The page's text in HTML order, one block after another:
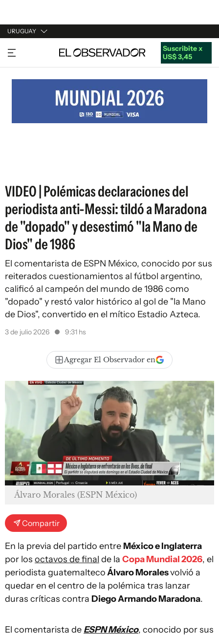
URUGUAY
URUGUAY
ARGENTINA
ESTADOS UNIDOS
Suscribite x
US$ 3,45
VIDEO | Polémicas declaraciones del
periodista anti-Messi: tildó a Maradona
de "dopado" y desestimó "la Mano de
Dios" de 1986
El comentarista de ESPN México, conocido por sus
reiterados cuestionamientos al fútbol argentino,
calificó al campeón del mundo de 1986 como
"dopado" y restó valor histórico al gol de "la Mano
de Dios", convertido en el mítico Estadio Azteca.
3 de julio 2026 9:31 hs
Agregar El Observador en
Álvaro Morales (ESPN México)
Compartir
En la previa del partido entre México e Inglaterra
por los octavos de final de la Copa Mundial 2026, el
periodista guatemaltecoÁlvaro Moralesvolvió a
quedar en el centro de la polémica tras lanzar
duras críticas contra Diego Armando Maradona.
El comentarista de ESPN México, conocido por sus